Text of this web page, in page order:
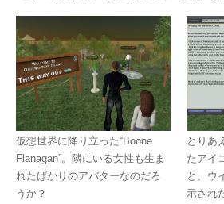
仮想世界に降り立った“Boone
Flanagan”。隣にいる女性も生ま
れたばかりのアバターなのだろ
うか？
とりあ
たアイ
と、ウ
示され